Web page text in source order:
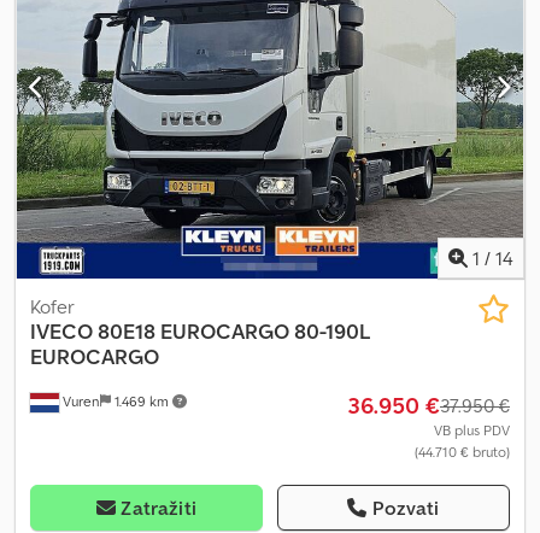
1 / 14
Vuren 1.469 km
Kofer
IVECO80E18 EUROCARGO 80-190L
EUROCARGO
36.950 €37.950 €
VB plus PDV
(44.710 € bruto)
Zatražiti Pozvati